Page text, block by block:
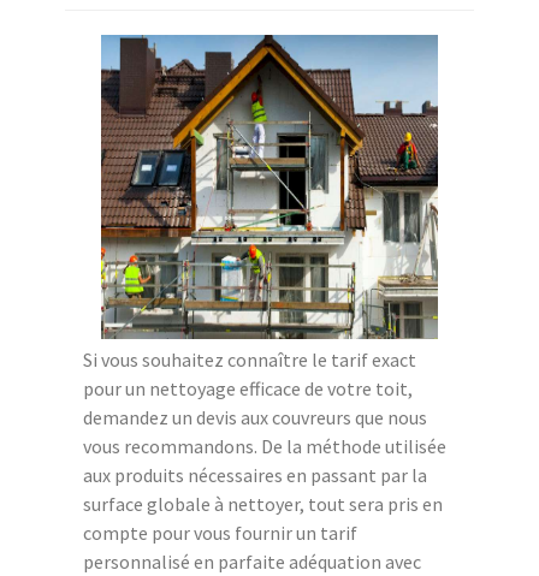
Si vous souhaitez connaître le tarif exact
pour un nettoyage efficace de votre toit,
demandez un devis aux couvreurs que nous
vous recommandons. De la méthode utilisée
aux produits nécessaires en passant par la
surface globale à nettoyer, tout sera pris en
compte pour vous fournir un tarif
personnalisé en parfaite adéquation avec